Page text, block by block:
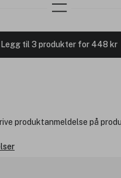
Legg til 3 produkter for 448 kr
produktanmeldelse på